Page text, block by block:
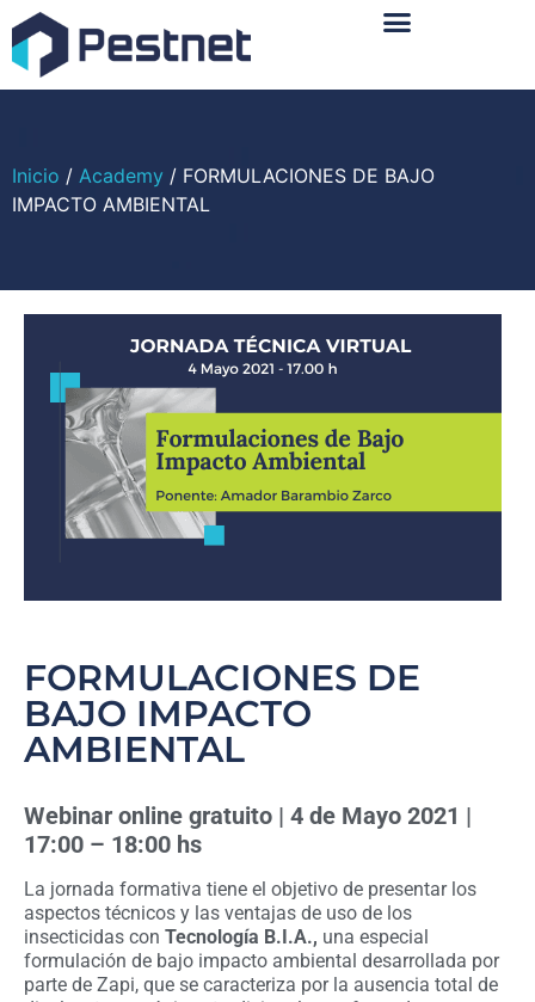
Inicio / Academy / FORMULACIONES DE BAJO
IMPACTO AMBIENTAL
FORMULACIONES DE
BAJO IMPACTO
AMBIENTAL
Webinar online gratuito | 4 de Mayo 2021 |
17:00 – 18:00 hs
La jornada formativa tiene el objetivo de presentar los
aspectos técnicos y las ventajas de uso de los
insecticidas con Tecnología B.I.A., una especial
formulación de bajo impacto ambiental desarrollada por
parte de Zapi, que se caracteriza por la ausencia total de